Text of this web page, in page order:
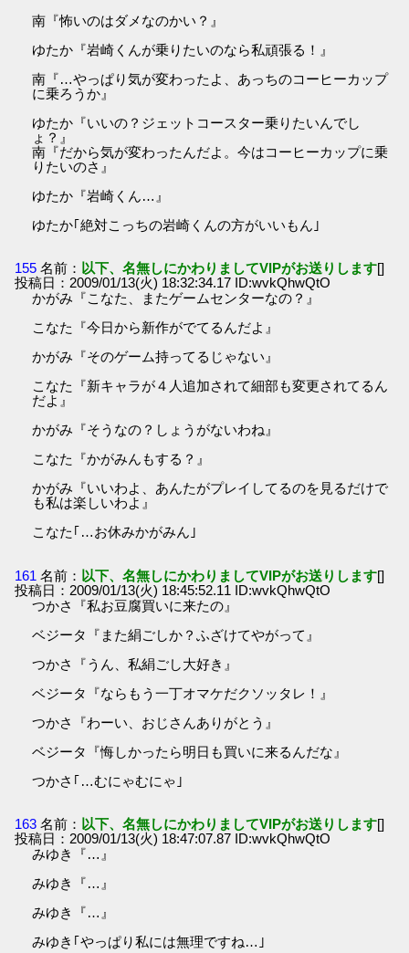
南『怖いのはダメなのかい？』
ゆたか『岩崎くんが乗りたいのなら私頑張る！』
南『…やっぱり気が変わったよ、あっちのコーヒーカップ
に乗ろうか』
ゆたか『いいの？ジェットコースター乗りたいんでし
ょ？』
南『だから気が変わったんだよ。今はコーヒーカップに乗
りたいのさ』
ゆたか『岩崎くん…』
ゆたか｢絶対こっちの岩崎くんの方がいいもん｣
155 名前： 以下、名無しにかわりましてVIPがお送りします[]
投稿日：2009/01/13(火) 18:32:34.17 ID:wvkQhwQtO
かがみ『こなた、またゲームセンターなの？』
こなた『今日から新作がでてるんだよ』
かがみ『そのゲーム持ってるじゃない』
こなた『新キャラが４人追加されて細部も変更されてるん
だよ』
かがみ『そうなの？しょうがないわね』
こなた『かがみんもする？』
かがみ『いいわよ、あんたがプレイしてるのを見るだけで
も私は楽しいわよ』
こなた｢…お休みかがみん｣
161 名前： 以下、名無しにかわりましてVIPがお送りします[]
投稿日：2009/01/13(火) 18:45:52.11 ID:wvkQhwQtO
つかさ『私お豆腐買いに来たの』
ベジータ『また絹ごしか？ふざけてやがって』
つかさ『うん、私絹ごし大好き』
ベジータ『ならもう一丁オマケだクソッタレ！』
つかさ『わーい、おじさんありがとう』
ベジータ『悔しかったら明日も買いに来るんだな』
つかさ｢…むにゃむにゃ｣
163 名前： 以下、名無しにかわりましてVIPがお送りします[]
投稿日：2009/01/13(火) 18:47:07.87 ID:wvkQhwQtO
みゆき『…』
みゆき『…』
みゆき『…』
みゆき｢やっぱり私には無理ですね…｣